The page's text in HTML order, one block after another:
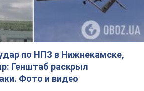
по НПЗ в Нижнекамске,
Генштаб раскрыл
Фото и видео